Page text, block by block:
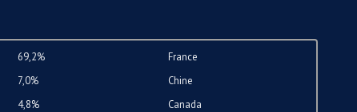
69,2%
France
7,0%
Chine
4,8%
Canada